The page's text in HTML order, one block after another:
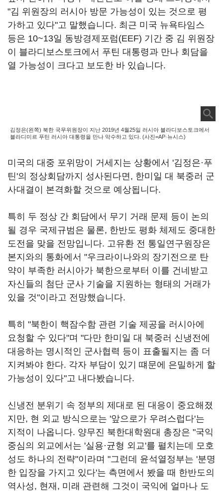
"김 위원장의 러시아 방문 가능성이 있는 것으로 평
가하고 있다"고 말했습니다. 최근 미국 뉴욕타임스
등은 10~13일 동방경제포럼(EEF) 기간 중 김 위원장
이 블라디보스토크에서 푸틴 대통령과 만나 회담을
열 가능성이 크다고 보도한 바 있습니다.
김정은(왼쪽) 북한 국무위원장이 지난 2019년 4월25일 러시아 블라디보스토크에서
블라디미르 푸틴 러시아 대통령을 만나 악수하고 있다. (사진=AP·뉴시스)
미국의 대중 포위망이 거세지는 상황에서 '김정은·푸
틴'의 정상회담까지 성사된다면, 한미일 대 북중러 군
사대결이 본격화할 것으로 예상됩니다.
특히 두 정상 간 회담에서 무기 거래 문제 등이 논의
될 경우 국제규범은 물론, 한반도 평화 체제도 중대한
도전을 맞을 전망입니다. 고유환 전 통일연구원장은
본지와의 통화에서 "우크라이나와의 장기전으로 탄
약이 부족한 러시아가 북한으로부터 이를 건네받고
자신들의 첨단 군사 기술을 지원하는 형태의 거래가
있을 것"이라고 전망했습니다.
특히 "북한이 핵잠수함 관련 기술 제공을 러시아에
요청할 수 있다"며 "다만 한미일 대 북중러 신냉전에
대응하는 명시적인 군사협력 등이 표출될지는 좀 더
지켜봐야 한다. 각자 부담이 있기 떄문에 은밀하게 할
가능성이 있다"고 내다봤습니다.
신냉전 분위기 속 정부의 제대로 된 대응이 중요해졌
지만, 현 외교 방식으로는 '앞으로가 우려스럽다'는
지적이 나옵니다. 양무진 북한대학원대 총장은 "국익
중심의 외교에서는 '실용·균형 외교'를 펼치는데 모호
성도 하나의 전략"이라며 "그런데 윤석열정부는 '분명
한 입장을 가지고 있다'는 측면에서 봤을 때 한반도의
역사성, 현재, 미래 관련해 그것이 국익에 얼마나 도